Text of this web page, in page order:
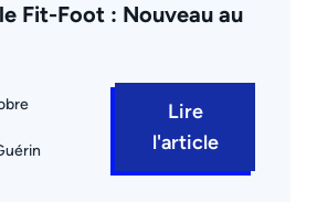
Fit-Foot : Nouveau au
Lire
l'article